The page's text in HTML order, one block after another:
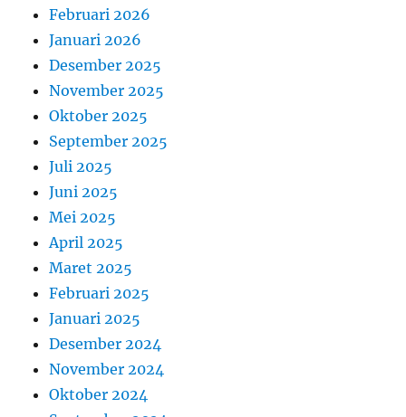
Februari 2026
Januari 2026
Desember 2025
November 2025
Oktober 2025
September 2025
Juli 2025
Juni 2025
Mei 2025
April 2025
Maret 2025
Februari 2025
Januari 2025
Desember 2024
November 2024
Oktober 2024